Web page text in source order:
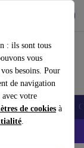
: ils sont tous
vous
besoins. Pour
de navigation
avec votre
de cookies à
.
Accessoires
-